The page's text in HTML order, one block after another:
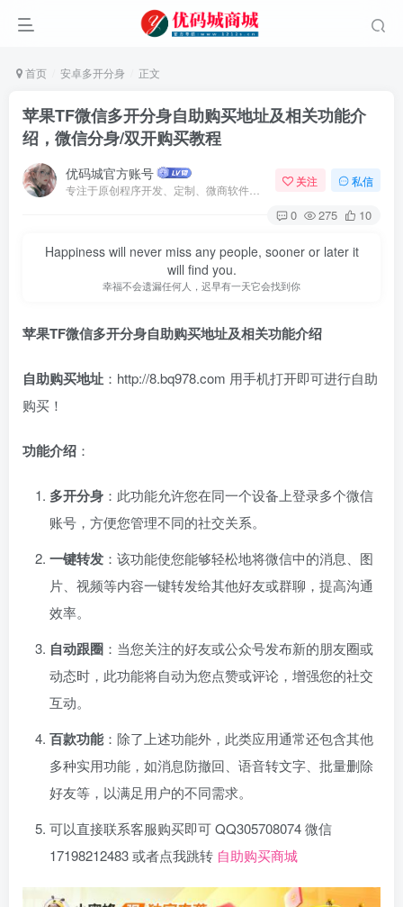
首页 安卓多开分身 正文
苹果TF微信多开分身自助购买地址及相关功能介
绍，微信分身/双开购买教程
优码城官方账号 关注 私信
0 275 10
Happiness will never miss any people, sooner or later it
will find you.
幸福不会遗漏任何人，迟早有一天它会找到你
苹果TF微信多开分身自助购买地址及相关功能介绍
自助购买地址 ：http://8.bq978.com 用手机打开即可进行自助
购买！
功能介绍 ：
多开分身 ：此功能允许您在同一个设备上登录多个微信
账号，方便您管理不同的社交关系。
一键转发 ：该功能使您能够轻松地将微信中的消息、图
片、视频等内容一键转发给其他好友或群聊，提高沟通
效率。
自动跟圈 ：当您关注的好友或公众号发布新的朋友圈或
动态时，此功能将自动为您点赞或评论，增强您的社交
互动。
百款功能：除了上述功能外，此类应用通常还包含其他
多种实用功能，如消息防撤回、语音转文字、批量删除
好友等，以满足用户的不同需求。
可以直接联系客服购买即可 QQ305708074 微信
17198212483 或者点我跳转 自助购买商城